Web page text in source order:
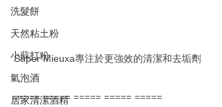
洗髮餅
天然粘土粉
小蘇打粉
氣泡酒
居家清潔酒精
Super Mieuxa專注於更強效的清潔和去垢劑
===== ===== ===== ===== =====